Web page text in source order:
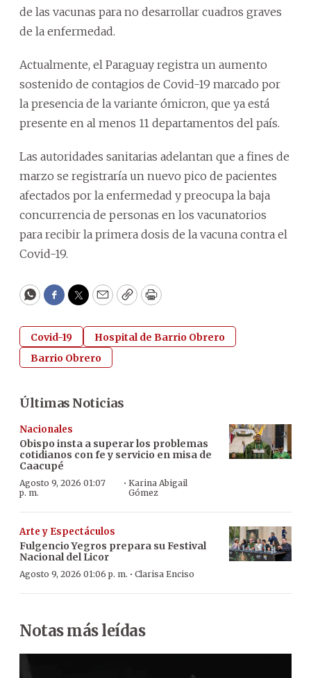
de las vacunas para no desarrollar cuadros graves
de la enfermedad.
Actualmente, el Paraguay registra un aumento
sostenido de contagios de Covid-19 marcado por
la presencia de la variante ómicron, que ya está
presente en al menos 11 departamentos del país.
Las autoridades sanitarias adelantan que a fines de
marzo se registraría un nuevo pico de pacientes
afectados por la enfermedad y preocupa la baja
concurrencia de personas en los vacunatorios
para recibir la primera dosis de la vacuna contra el
Covid-19.
WhatsApp
Facebook
Twitter
EmailCopyPrint
Covid-19
Hospital de Barrio Obrero
Barrio Obrero
Últimas Noticias
Nacionales
Obispo insta a superar los problemas
cotidianos con fe y servicio en misa de
Caacupé
Agosto 9, 2026 01:07
p. m.
·Karina Abigail
Gómez
Arte y Espectáculos
Fulgencio Yegros prepara su Festival
Nacional del Licor
Agosto 9, 2026 01:06 p. m. · Clarisa Enciso
Notas más leídas